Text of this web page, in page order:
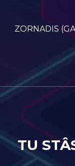
ZORNADIS
TU